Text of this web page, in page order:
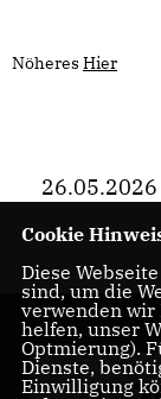
Nöheres Hier
26.05.2026
Cookie
Diese
sind, um die
verwenden wir
helfen, unser
Optmierung).
Dienste,
Einwilligung